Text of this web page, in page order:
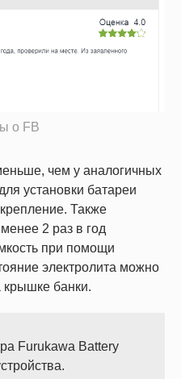
о FB
чем у аналогичных
установки батареи
Также
2 раз в год
при помощи
электролита можно
крышке банки.
Furukawa Battery